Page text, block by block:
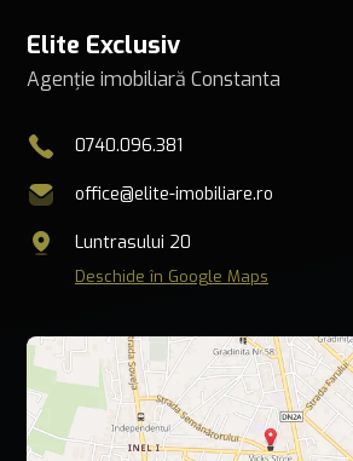
Elite Exclusiv
Agenție imobiliară Constanta
0740.096.381
office@elite-imobiliare.ro
Luntrasului 20
Deschide în Google Maps